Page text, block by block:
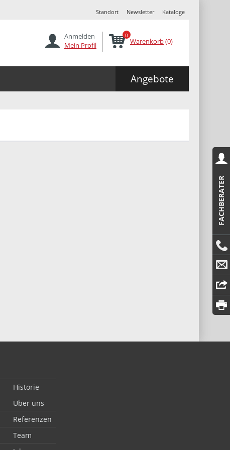
FACHBERATER
Standort Newsletter Kataloge
Anmelden
Mein Profil
Warenkorb(0)
0
Angebote
Historie
Über uns
Referenzen
Team